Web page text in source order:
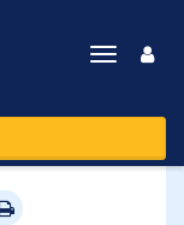
Toggle